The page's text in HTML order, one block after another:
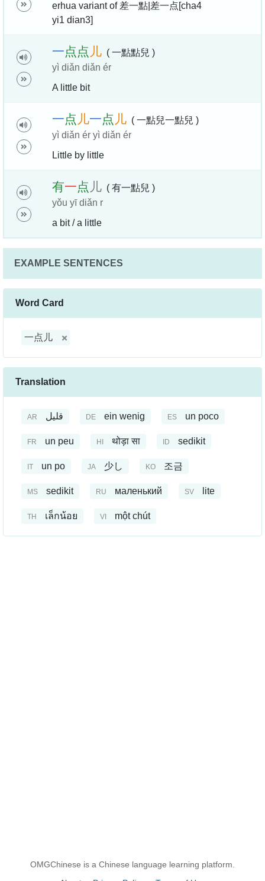
erhua variant of 差一點|差一点[cha4
yi1 dian3]
一点 点 儿 ( 一點點兒 )
yì diǎn diǎn ér
A little bit
一点 儿一点 儿 ( 一點兒一點兒 )
yì diǎn ér yì diǎn ér
Little by little
有一点 儿 ( 有一點兒 )
yǒu yī diǎn r
a bit / a little
EXAMPLE SENTENCES
Word Card
一点儿
Translation
AR قليل DE ein wenig ES un poco
FR un peu HI थोड़ा सा ID sedikit
IT un po JA 少し KO 조금
MS sedikit RU маленький SV lite
TH เล็กน้อย VI một chút
OMGChinese is a Chinese language learning platform.